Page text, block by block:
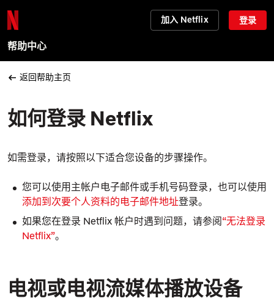
加入 Netflix 登录
帮助中心
返回帮助主页
如何登录 Netflix
如需登录， 请按照以下适合您设备的步骤操作。
您可以使用主帐户电子邮件或手机号码登录，也可以使用
添加到次要个人资料的电子邮件地址登录。
如果您在登录 Netflix 帐户时遇到问题，请参阅“无法登录
Netflix”。
电视或电视流媒体播放设备